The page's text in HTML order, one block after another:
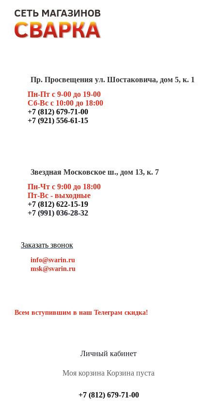
Пр. Просвещения ул. Шостаковича, дом 5, к. 1
Пн-Пт с 9-00 до 19-00
Сб-Вс с 10:00 до 18:00
+7 (812) 679-71-00
+7 (921) 556-61-15
Звездная Московское ш., дом 13, к. 7
Пн-Чт с 9:00 до 18:00
Пт-Вс - выходные
+7 (812) 622-15-19
+7 (991) 036-28-32
Заказать звонок
info@svarin.ru
msk@svarin.ru
Всем вступившим в наш Телеграм скидка!
Личный кабинет
Моя корзина Корзина пуста
+7 (812) 679-71-00